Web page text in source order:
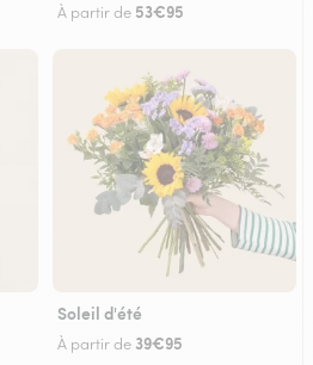
À partir de 53€95
Soleil d'été
À partir de 39€95